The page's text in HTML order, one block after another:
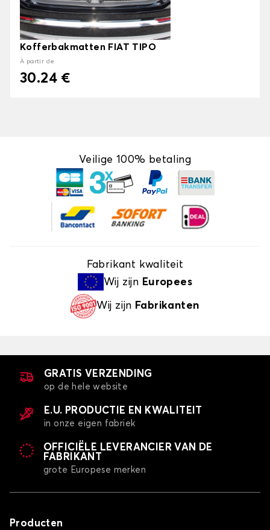
Kofferbakmatten FIAT TIPO
À partir de
30.24 €
Veilige 100% betaling
Fabrikant kwaliteit
Wij zijn Europees
Wij zijn Fabrikanten
GRATIS VERZENDING
op de hele website
E.U. PRODUCTIE EN KWALITEIT
in onze eigen fabriek
OFFICIËLE LEVERANCIER VAN DE
FABRIKANT
grote Europese merken
Producten